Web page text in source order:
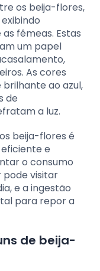
os beija-flores,
fêmeas. Estas
um papel
As cores
ao azul,
de
a luz.
beija-flores é
e
o consumo
pode visitar
e a ingestão
para repor a
de beija-